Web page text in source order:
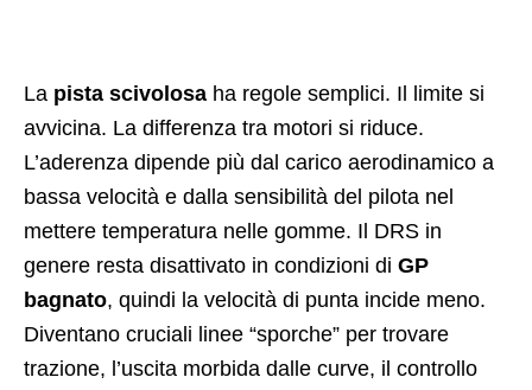
La pista scivolosa ha regole semplici. Il limite si
avvicina. La differenza tra motori si riduce.
L’aderenza dipende più dal carico aerodinamico a
bassa velocità e dalla sensibilità del pilota nel
mettere temperatura nelle gomme. Il DRS in
genere resta disattivato in condizioni di GP
bagnato, quindi la velocità di punta incide meno.
Diventano cruciali linee “sporche” per trovare
trazione, l’uscita morbida dalle curve, il controllo